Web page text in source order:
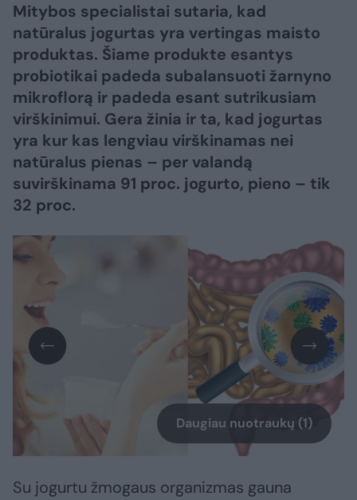
Mitybos specialistai sutaria, kad
natūralus jogurtas yra vertingas maisto
produktas. Šiame produkte esantys
probiotikai padeda subalansuoti žarnyno
mikroflorą ir padeda esant sutrikusiam
virškinimui. Gera žinia ir ta, kad jogurtas
yra kur kas lengviau virškinamas nei
natūralus pienas – per valandą
suvirškinama 91 proc. jogurto, pieno – tik
32 proc.
Daugiau nuotraukų (1)
Su jogurtu žmogaus organizmas gauna